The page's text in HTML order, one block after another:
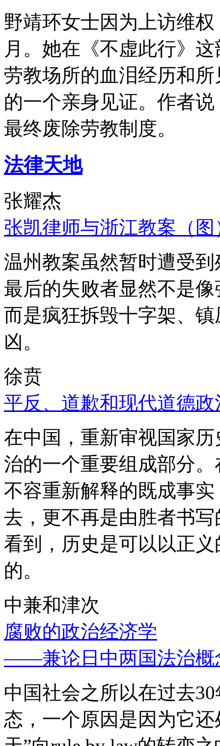
野靖环女士因为上访维
月。她在《不虚此行》
劳教场所的血泪经历和
的一个亲身见证。作者
最终废除劳教制度。
法律天地
张耀杰
张凯律师与浙江教案（图
温州教案虽然暂时遭受
最后的失败者显然不是
而是疯狂拆毁十字架、
凶。
徐贲
平反、道歉和现代道德政
在中国，重新审视国家
治的一个重要组成部分
不容重新解释的既成事
去，更不再是由胜者书
看到，历史是可以以正
的。
中兼和津次
腐败的政治经济学
——兼论日中两国法治概
中国社会之所以在过去
态，一个原因是因为它